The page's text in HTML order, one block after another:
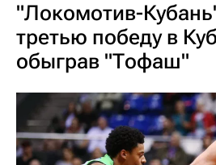
"Локомотив-
третью победу в
обыграв "Тофаш"